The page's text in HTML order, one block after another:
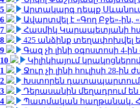
5
Արտակարգ դեպք
6
Ավարտվել է «Գող Բջե»-ին,
7
Հասմիկ Կարապետյանի
8
425 անձինք տեղափոխվել
9
Գազ չի լինի օգոստոսի 4-ին
10
Կիլիկիայում
1
Ջուր չի լինի հուլիսի 28-ին
2
Խստորեն դատապարտում եմ
3
Դերասանին մեղադրում են
4
Պատմական հաղթանակ․